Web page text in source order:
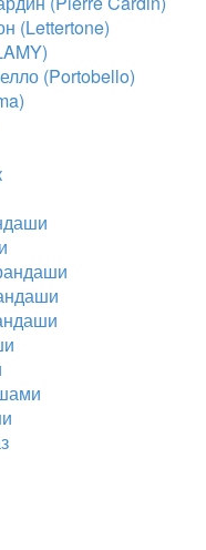
(Lettertone)
(Portobello)